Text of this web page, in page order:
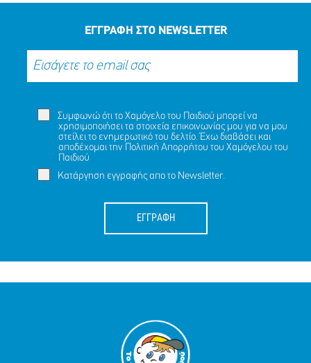
ΕΓΓΡΑΦΗ ΣΤΟ NEWSLETTER
Συμφωνώ ότι το Χαμόγελο του Παιδιού μπορεί να
χρησιμοποιήσει τα στοιχεία επικοινωνίας μου για να μου
στείλει το ενημερωτικό του δελτίο. Έχω διαβάσει και
αποδέχομαι την Πολιτική Απορρήτου του Χαμόγελου του
Παιδιού
Κατάργηση εγγραφής απο το Newsletter.
ΕΓΓΡΑΦΗ